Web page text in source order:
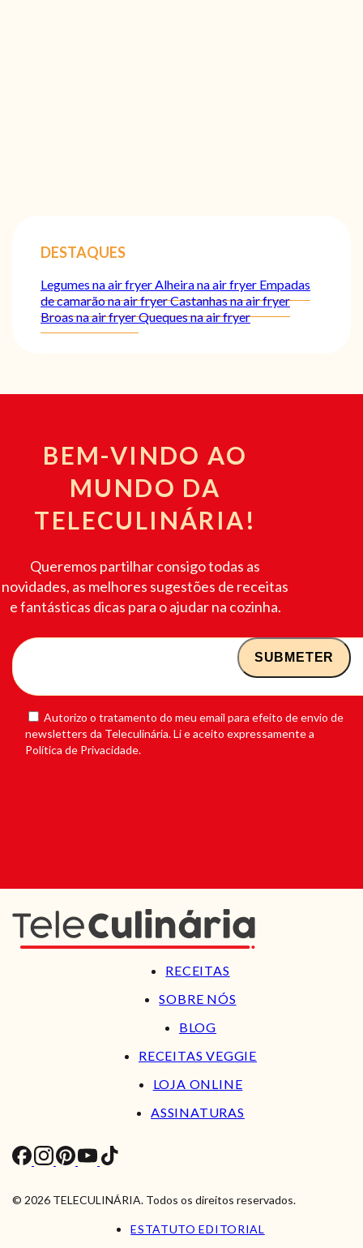
DESTAQUES
Legumes na air fryer Alheira na air fryer Empadas
de camarão na air fryerCastanhas na air fryer
Broas na air fryerQueques na air fryer
BEM-VINDO AO
MUNDO DA
TELECULINÁRIA!
Queremos partilhar consigo todas as
novidades, as melhores sugestões de receitas
e fantásticas dicas para o ajudar na cozinha.
Autorizo o tratamento do meu email para efeito de envio de
newsletters da Teleculinária. Li e aceito expressamente a
Política de Privacidade.
RECEITAS
SOBRE NÓS
BLOG
RECEITAS VEGGIE
LOJA ONLINE
ASSINATURAS
© 2026 TELECULINÁRIA. Todos os direitos reservados.
ESTATUTO EDITORIAL